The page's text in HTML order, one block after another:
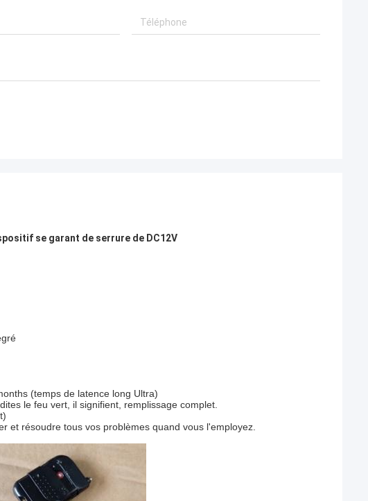
se garant de serrure de DC12V
(temps de latence long Ultra)
le feu vert, il signifient, remplissage complet.
et résoudre tous vos problèmes quand vous l'employez.